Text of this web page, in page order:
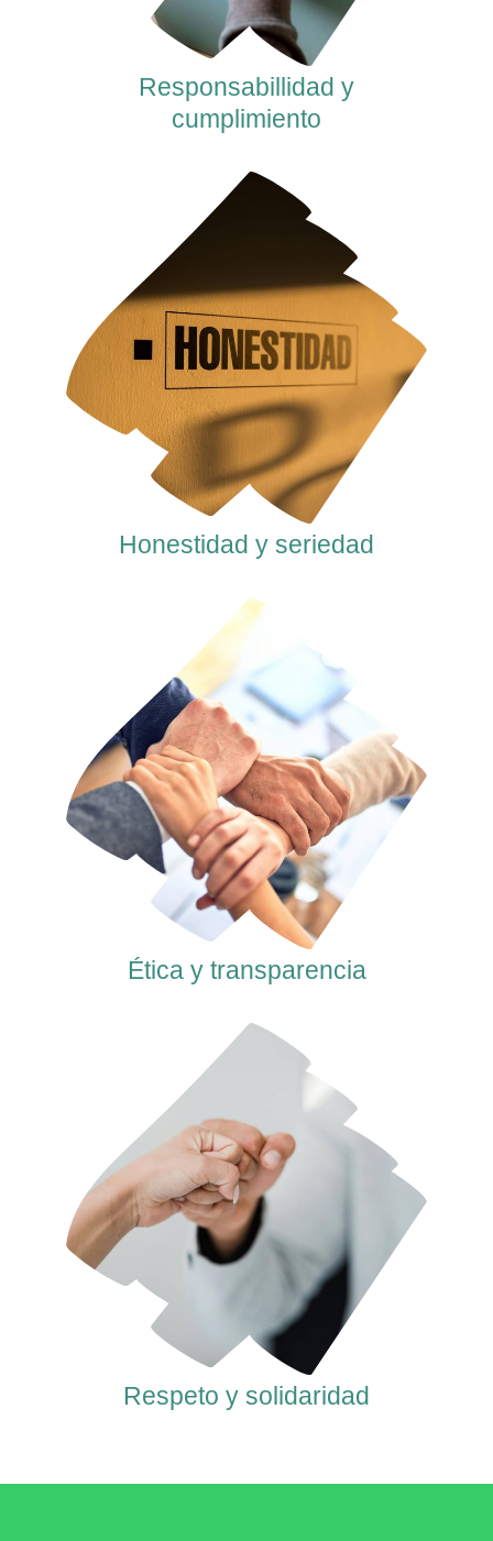
Responsabillidad y
cumplimiento
Honestidad y seriedad
Ética y transparencia
Respeto y solidaridad